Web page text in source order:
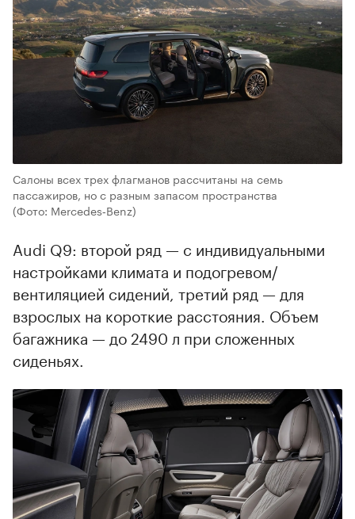
Салоны всех трех флагманов рассчитаны на семь
пассажиров, но с разным запасом пространства
(Фото: Mercedes‑Benz)
Audi Q9: второй ряд — с индивидуальными
настройками климата и подогревом/
вентиляцией сидений, третий ряд — для
взрослых на короткие расстояния. Объем
багажника — до 2490 л при сложенных
сиденьях.